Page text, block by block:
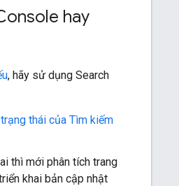
hay
, hãy sử dụng Search
thái của Tìm kiếm
thì mới phân tích trang
khai bản cập nhật